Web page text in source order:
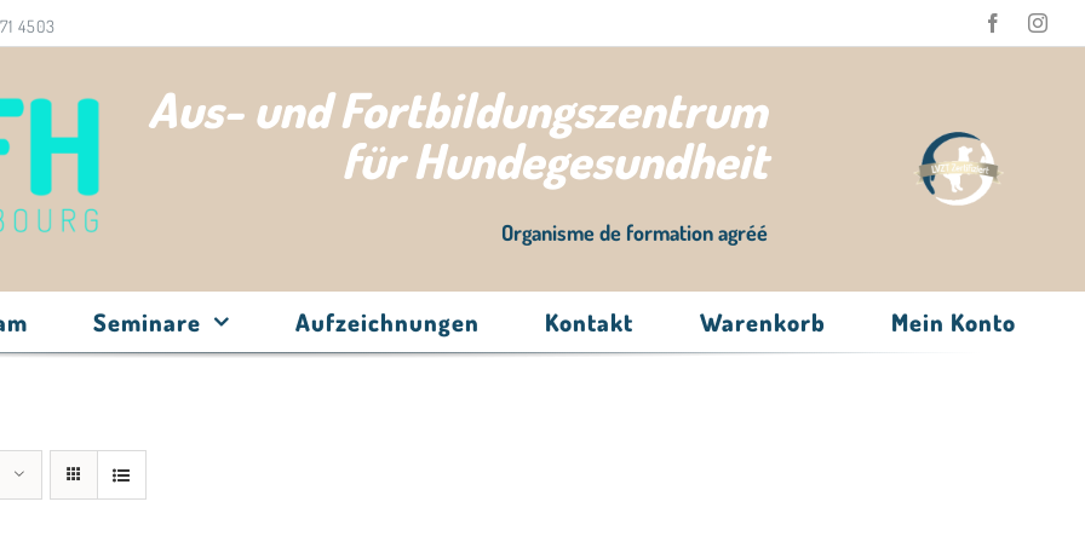
4503
Aus- und Fortbildungszentrum
für Hundegesundheit
Organisme de formation agréé
Seminare Aufzeichnungen Kontakt Warenkorb Mein Konto